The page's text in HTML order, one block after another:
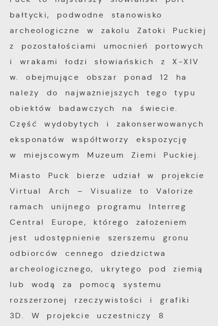
bałtycki, podwodne stanowisko
archeologiczne w zakolu Zatoki Puckiej
z pozostałościami umocnień portowych
i wrakami łodzi słowiańskich z X-XIV
w. obejmujące obszar ponad 12 ha
należy do najważniejszych tego typu
obiektów badawczych na świecie.
Część wydobytych i zakonserwowanych
eksponatów współtworzy ekspozycję
w miejscowym Muzeum Ziemi Puckiej.
Miasto Puck bierze udział w projekcie
Virtual Arch – Visualize to Valorize
ramach unijnego programu Interreg
Central Europe, którego założeniem
jest udostępnienie szerszemu gronu
odbiorców cennego dziedzictwa
archeologicznego, ukrytego pod ziemią
lub wodą za pomocą systemu
rozszerzonej rzeczywistości i grafiki
3D. W projekcie uczestniczy 8